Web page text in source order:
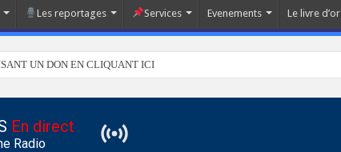
Les reportages Services Evenements Le livre d’or
UN DON EN CLIQUANT ICI
En direct
Radio